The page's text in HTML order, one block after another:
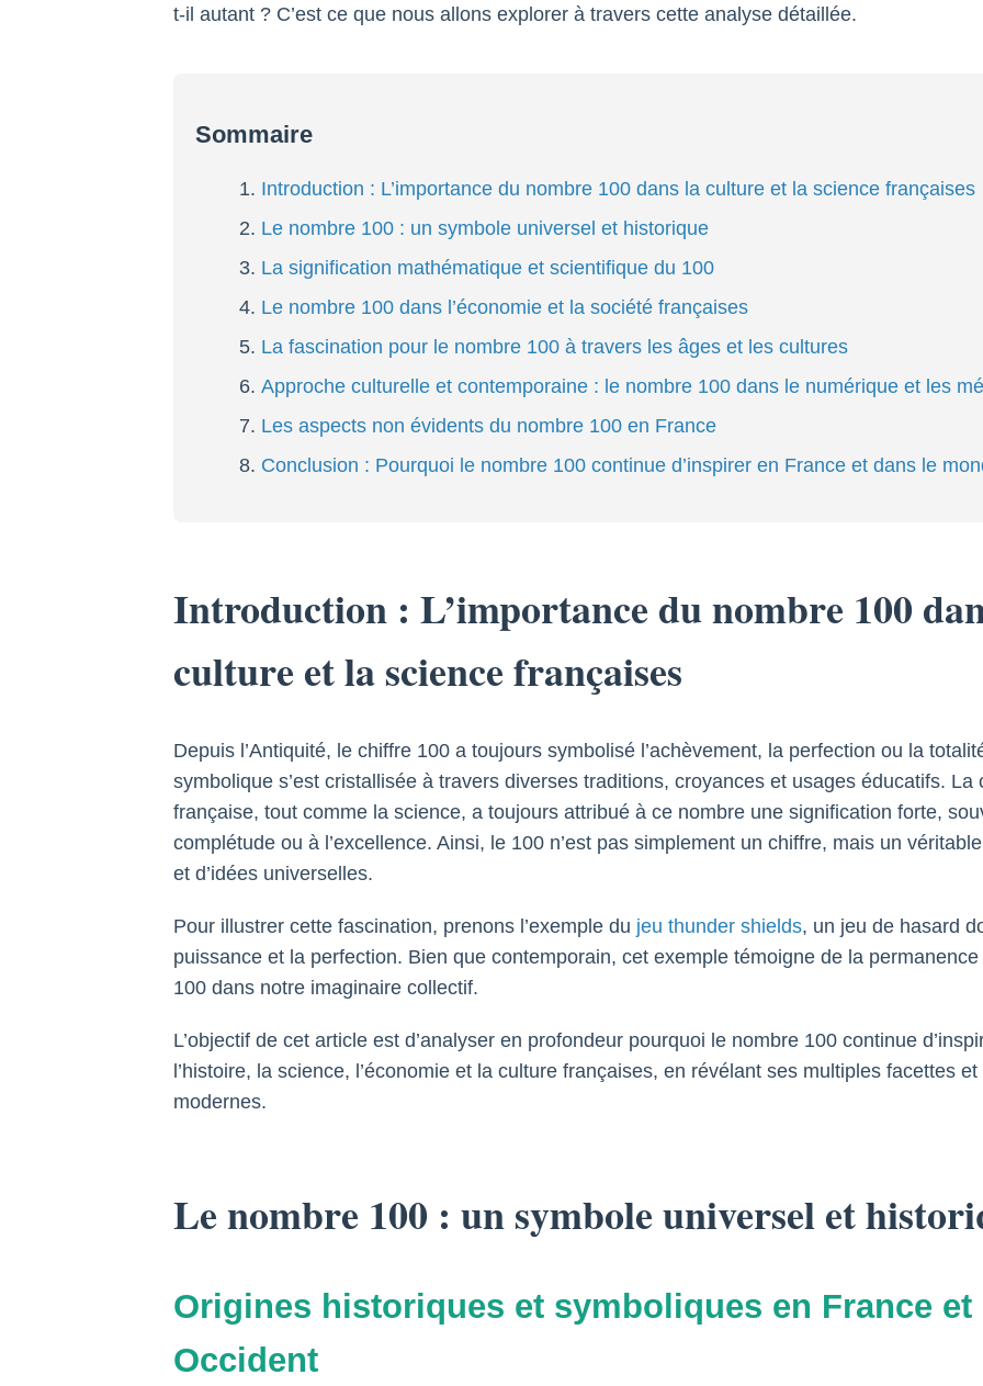
t-il autant ? C’est ce que nous allons explorer à travers cette analyse détaillée.
Sommaire
Introduction : L’importance du nombre 100 dans la culture et la science françaises
Le nombre 100 : un symbole universel et historique
La signification mathématique et scientifique du 100
Le nombre 100 dans l’économie et la société françaises
La fascination pour le nombre 100 à travers les âges et les cultures
Approche culturelle et contemporaine : le nombre 100 dans le numérique et les
Les aspects non évidents du nombre 100 en France
Conclusion : Pourquoi le nombre 100 continue d’inspirer en France et dans le
Introduction : L’importance du nombre 100
culture et la science françaises
Depuis l’Antiquité, le chiffre 100 a toujours symbolisé l’achèvement, la perfection ou la
symbolique s’est cristallisée à travers diverses traditions, croyances et usages éducatifs. La
française, tout comme la science, a toujours attribué à ce nombre une signification forte,
complétude ou à l’excellence. Ainsi, le 100 n’est pas simplement un chiffre, mais un
et d’idées universelles.
Pour illustrer cette fascination, prenons l’exemple du jeu thunder shields, un jeu de hasard
puissance et la perfection. Bien que contemporain, cet exemple témoigne de la
100 dans notre imaginaire collectif.
L’objectif de cet article est d’analyser en profondeur pourquoi le nombre 100 continue
l’histoire, la science, l’économie et la culture françaises, en révélant ses multiples facettes
modernes.
Le nombre 100 : un symbole universel et
Origines historiques et symboliques en France et
Occident